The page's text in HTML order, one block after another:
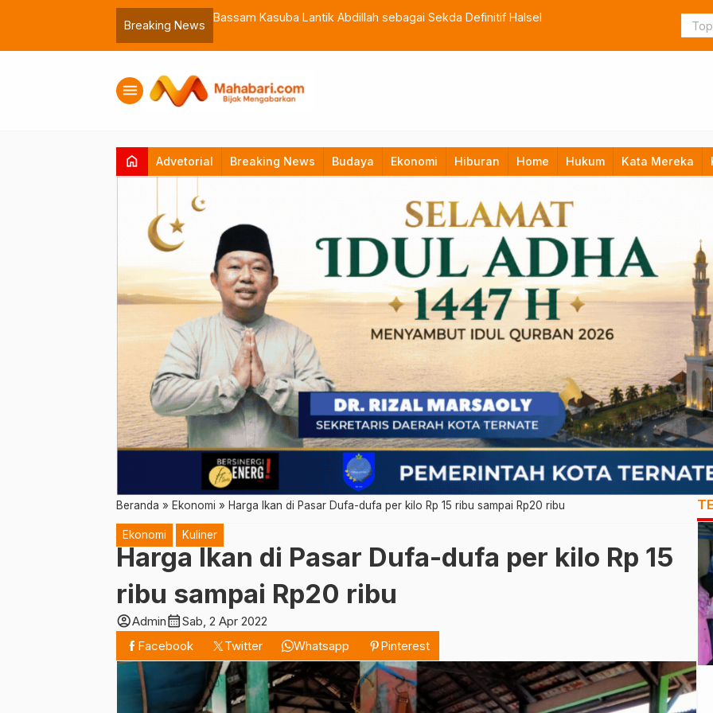
Breaking News
Bassam Kasuba Lantik Abdillah sebagai Sekda Definitif Halsel TNI
menu
home Advetorial Breaking News Budaya Ekonomi Hiburan Home Hukum Kata Mereka
Beranda » Ekonomi » Harga Ikan di Pasar Dufa-dufa per kilo Rp 15 ribu sampai Rp20 ribu
Ekonomi Kuliner
Harga Ikan di Pasar Dufa-dufa per kilo Rp 15
ribu sampai Rp20 ribu
account_circleAdmincalendar_monthSab, 2 Apr 2022
Facebook
Twitter Whatsapp Pinterest